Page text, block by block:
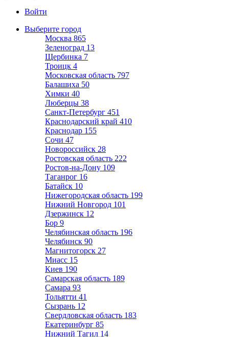
Войти
Выберите город
Москва 865
Зеленоград 13
Щербинка 7
Троицк 4
Московская область 797
Балашиха 50
Химки 40
Люберцы 38
Санкт-Петербург 451
Краснодарский край 410
Краснодар 155
Сочи 47
Новороссийск 28
Ростовская область 222
Ростов-на-Дону 109
Таганрог 16
Батайск 10
Нижегородская область 199
Нижний Новгород 101
Дзержинск 12
Бор 9
Челябинская область 196
Челябинск 90
Магнитогорск 27
Миасс 15
Киев 190
Самарская область 189
Самара 93
Тольятти 41
Сызрань 12
Свердловская область 183
Екатеринбург 85
Нижний Тагил 14